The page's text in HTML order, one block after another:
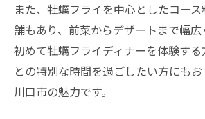
また、牡蠣フライを中心としたコー
舗もあり、前菜からデザートまで幅広
初めて牡蠣フライディナーを体験す
との特別な時間を過ごしたい方にも
川口市の魅力です。